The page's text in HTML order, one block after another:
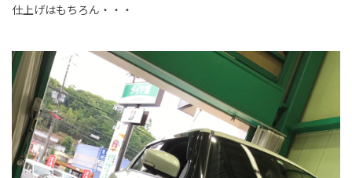
仕上げはもちろん・・・